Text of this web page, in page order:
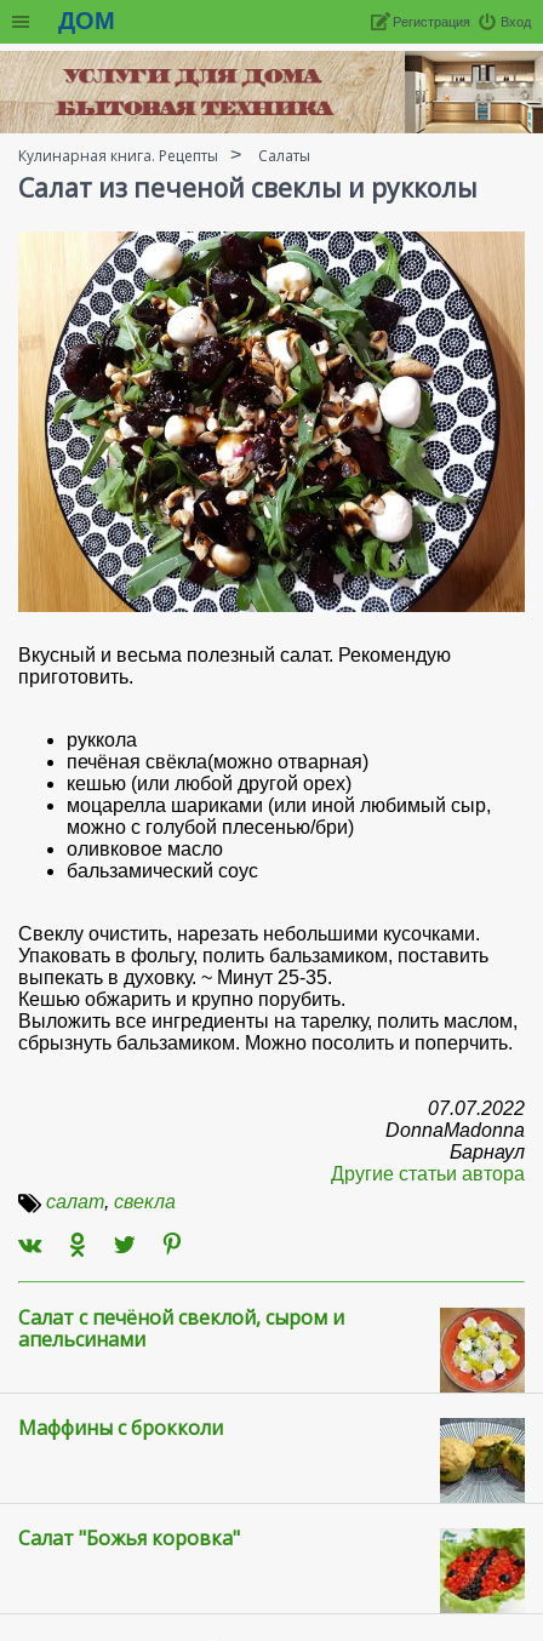
ДОМ Вход
Регистрация
Кулинарная книга. Рецепты Салаты
Салат из печеной свеклы и рукколы
Вкусный и весьма полезный салат. Рекомендую
приготовить.
руккола
печёная свёкла(можно отварная)
кешью (или любой другой орех)
моцарелла шариками (или иной любимый сыр,
можно с голубой плесенью/бри)
оливковое масло
бальзамический соус
Свеклу очистить, нарезать небольшими кусочками.
Упаковать в фольгу, полить бальзамиком, поставить
выпекать в духовку. ~ Минут 25-35.
Кешью обжарить и крупно порубить.
Выложить все ингредиенты на тарелку, полить маслом,
сбрызнуть бальзамиком. Можно посолить и поперчить.
07.07.2022
DonnaMadonna
Барнаул
Другие статьи автора
салат, свекла
Салат с печёной свеклой, сыром и
апельсинами
Маффины с брокколи
Салат "Божья коровка"